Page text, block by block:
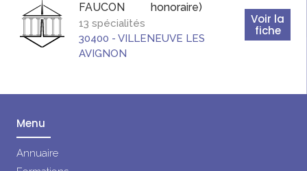
FAUCON
honoraire)
13 spécialités
30400 - VILLENEUVE LES
AVIGNON
Voir la
fiche
Menu
Annuaire